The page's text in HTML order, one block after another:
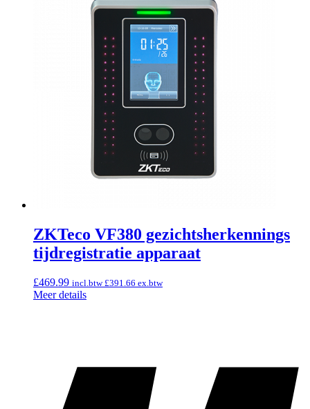
ZKTeco VF380 gezichtsherkennings
tijdregistratie apparaat
£469.99 incl.btw£391.66 ex.btw
Meer details